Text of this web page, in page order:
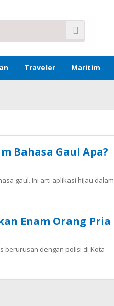
Traveler Maritim
Bahasa Gaul Apa?
gaul. Ini arti aplikasi hijau dalam
Enam Orang Pria
berurusan dengan polisi di Kota